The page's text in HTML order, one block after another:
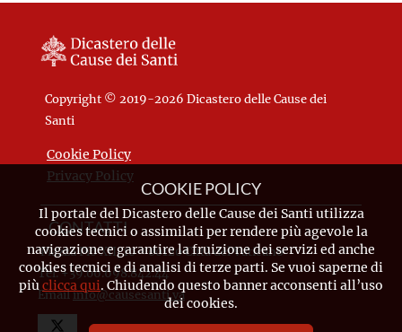
Copyright © 2019-2026 Dicastero delle Cause dei
Santi
Cookie Policy
Privacy Policy
CONTATTI
Piazza Pio XII, 10 - 00120 Città del Vaticano
Tel. +39.06.698.842.44
Emailinfo@causesanti.va
COOKIE POLICY
Il portale del Dicastero delle Cause dei Santi utilizza
cookies tecnici o assimilati per rendere più agevole la
navigazione e garantire la fruizione dei servizi ed anche
cookies tecnici e di analisi di terze parti. Se vuoi saperne di
piùclicca qui. Chiudendo questo banner acconsenti all’uso
dei cookies.